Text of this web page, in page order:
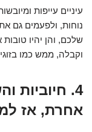
עיניים עייפות
נוחות, ולפעמים גם
שלכם, והן יהיו
וקבלה, ממש כמו
4. חיוביות
אחרת, אז